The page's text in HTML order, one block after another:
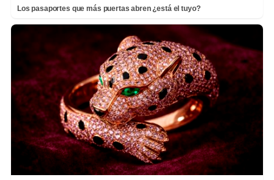
Los pasaportes que más puertas abren ¿está el tuyo?